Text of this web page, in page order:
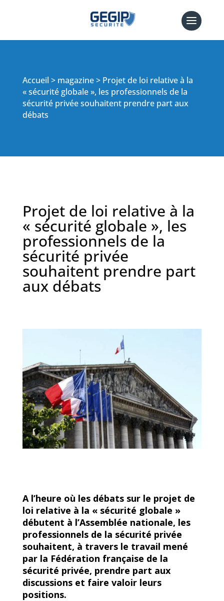
Accueil > magazine > Projet de loi relative à la
« sécurité globale », les professionnels de la
sécurité privée souhaitent prendre part aux
débats
Projet de loi relative à la
« sécurité globale », les
professionnels de la
sécurité privée
souhaitent prendre part
aux débats
A l’heure où les débats sur le projet de
loi relative à la « sécurité globale »
débutent à l’Assemblée nationale, les
professionnels de la sécurité privée
souhaitent, à travers le travail mené
par la Fédération française de la
sécurité privée, prendre part aux
discussions et faire valoir leurs
positions.